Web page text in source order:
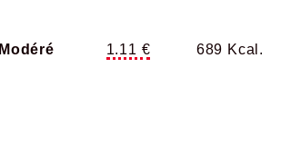
Modéré 1.11 € 689 Kcal.